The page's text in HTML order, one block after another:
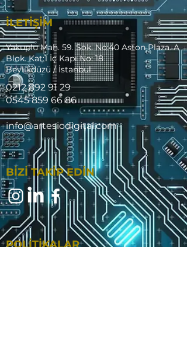
İLETİŞİM
Yakuplu Mah. 59. Sok. No:40 Aston Plaza. A
Blok. Kat:1 İç Kapı No: 18
Beylikdüzü / İstanbul
0212 892 91 29
0545 859 66 86
info@artesiodigital.com
BİZİ TAKİP EDİN
POLİTİKALAR